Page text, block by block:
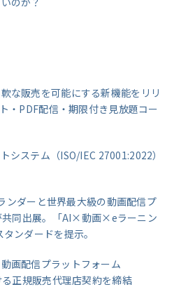
な販売を可能にする新機能をリリ
・PDF配信・期限付き見放題コー
システム（ISO/IEC 27001:2022）
ンダーと世界最大級の動画配信プ
同出展。「AI×動画×eラーニン
ンダードを提示。
画配信プラットフォーム
正規販売代理店契約を締結